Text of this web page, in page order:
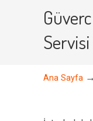
Servisi
Ana Sayfa →